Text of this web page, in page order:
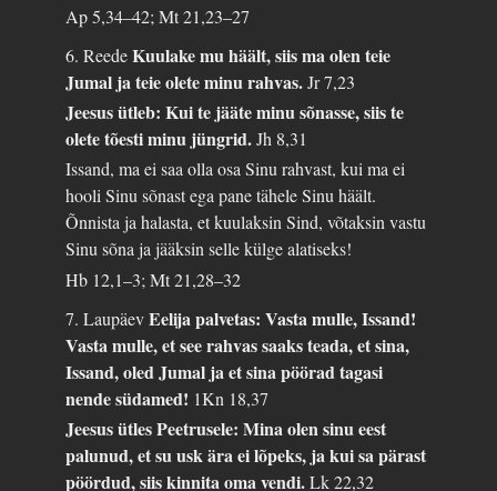
Ap 5,34–42; Mt 21,23–27
6. ReedeKuulake mu häält, siis ma olen teie
Jumal ja teie olete minu rahvas.Jr 7,23
Jeesus ütleb: Kui te jääte minu sõnasse, siis te
olete tõesti minu jüngrid.Jh 8,31
Issand, ma ei saa olla osa Sinu rahvast, kui ma ei
hooli Sinu sõnast ega pane tähele Sinu häält.
Õnnista ja halasta, et kuulaksin Sind, võtaksin vastu
Sinu sõna ja jääksin selle külge alatiseks!
Hb 12,1–3; Mt 21,28–32
7. LaupäevEelija palvetas: Vasta mulle, Issand!
Vasta mulle, et see rahvas saaks teada, et sina,
Issand, oled Jumal ja et sina pöörad tagasi
nende südamed! 1Kn 18,37
Jeesus ütles Peetrusele: Mina olen sinu eest
palunud, et su usk ära ei lõpeks, ja kui sa pärast
pöördud, siis kinnita oma vendi.Lk 22,32